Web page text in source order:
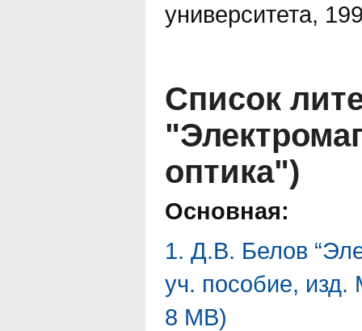
университета,
Список
оптика")
Основная:
1. Д.В. Белов
уч. пособие, изд.
8 MB)